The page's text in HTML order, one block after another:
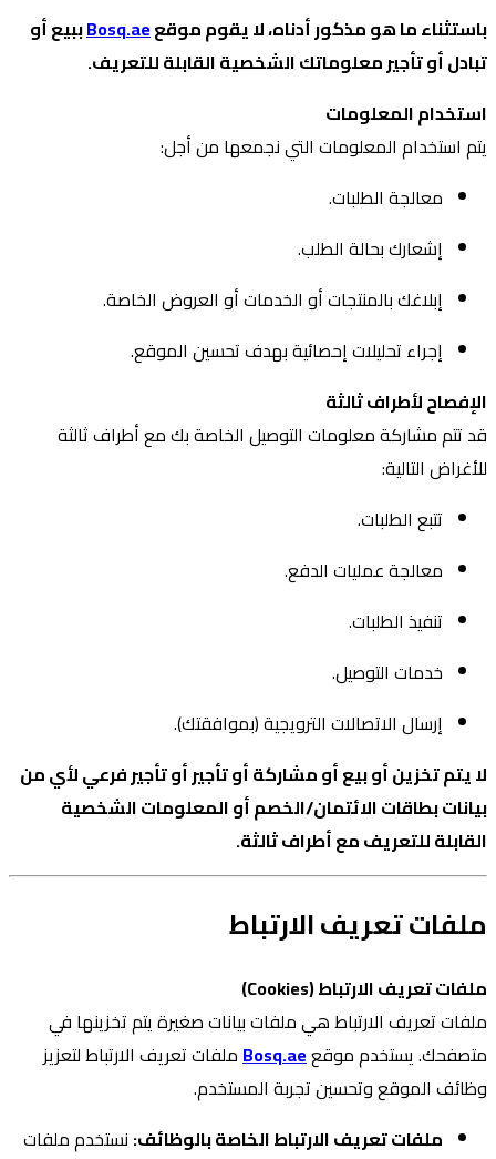
باستثناء ما هو مذكور أدناه، لا يقوم موقعBosq.aeببيع أو
تبادل أو تأجير معلوماتك الشخصية القابلة للتعريف.
استخدام المعلومات
يتم استخدام المعلومات التي نجمعها من أجل:
معالجة الطلبات.
إشعارك بحالة الطلب.
إبلاغك بالمنتجات أو الخدمات أو العروض الخاصة.
إجراء تحليلات إحصائية بهدف تحسين الموقع.
الإفصاح لأطراف ثالثة
قد تتم مشاركة معلومات التوصيل الخاصة بك مع أطراف ثالثة
للأغراض التالية:
تتبع الطلبات.
معالجة عمليات الدفع.
تنفيذ الطلبات.
خدمات التوصيل.
إرسال الاتصالات الترويجية (بموافقتك).
لا يتم تخزين أو بيع أو مشاركة أو تأجير أو تأجير فرعي لأي من
بيانات بطاقات الائتمان/الخصم أو المعلومات الشخصية
القابلة للتعريف مع أطراف ثالثة.
ملفات تعريف الارتباط
ملفات تعريف الارتباط (Cookies)
ملفات تعريف الارتباط هي ملفات بيانات صغيرة يتم تخزينها في
متصفحك. يستخدم موقعBosq.aeملفات تعريف الارتباط لتعزيز
وظائف الموقع وتحسين تجربة المستخدم.
ملفات تعريف الارتباط الخاصة بالوظائف: نستخدم ملفات